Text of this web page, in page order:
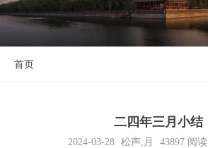
首页
二四年三月小结
2024-03-28 松声, 月 43897阅读